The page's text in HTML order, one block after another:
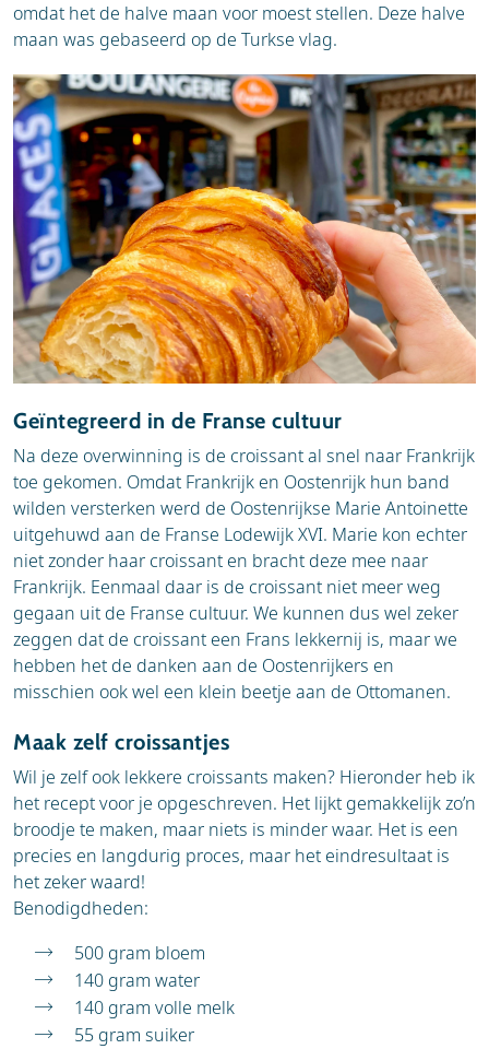
omdat het de halve maan voor moest stellen. Deze halve
maan was gebaseerd op de Turkse vlag.
Geïntegreerd in de Franse cultuur
Na deze overwinning is de croissant al snel naar Frankrijk
toe gekomen. Omdat Frankrijk en Oostenrijk hun band
wilden versterken werd de Oostenrijkse Marie Antoinette
uitgehuwd aan de Franse Lodewijk XVI. Marie kon echter
niet zonder haar croissant en bracht deze mee naar
Frankrijk. Eenmaal daar is de croissant niet meer weg
gegaan uit de Franse cultuur. We kunnen dus wel zeker
zeggen dat de croissant een Frans lekkernij is, maar we
hebben het de danken aan de Oostenrijkers en
misschien ook wel een klein beetje aan de Ottomanen.
Maak zelf croissantjes
Wil je zelf ook lekkere croissants maken? Hieronder heb ik
het recept voor je opgeschreven. Het lijkt gemakkelijk zo’n
broodje te maken, maar niets is minder waar. Het is een
precies en langdurig proces, maar het eindresultaat is
het zeker waard!
Benodigdheden:
500 gram bloem
140 gram water
140 gram volle melk
55 gram suiker